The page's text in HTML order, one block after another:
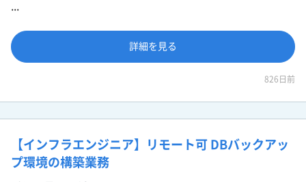
詳細を見る
826日前
【インフラエンジニア】リモート可 DBバックアッ
プ環境の構築業務